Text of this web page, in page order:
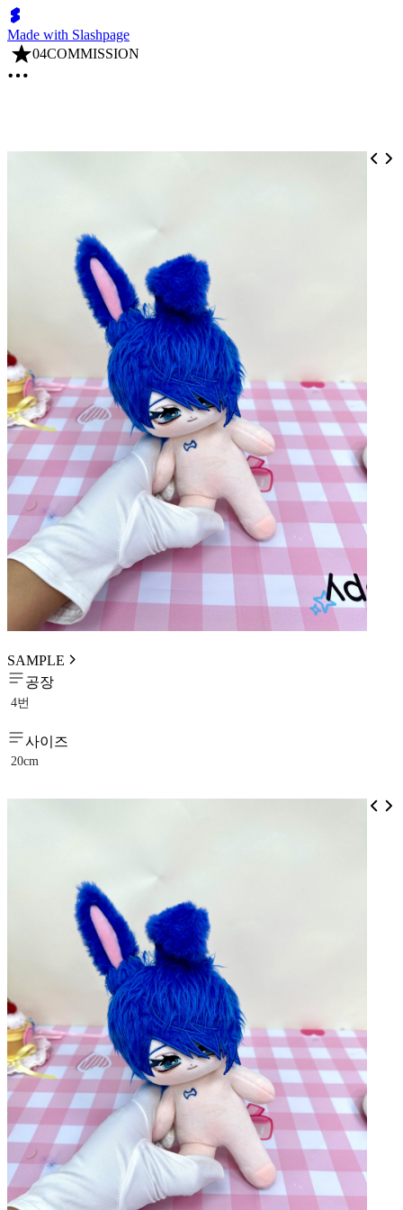
Made with Slashpage
04COMMISSION
SAMPLE
공장
4번
사이즈
20cm